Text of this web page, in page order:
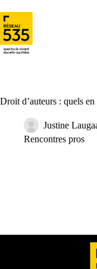
Droit d’auteurs : quels
Justine
Rencontres pros